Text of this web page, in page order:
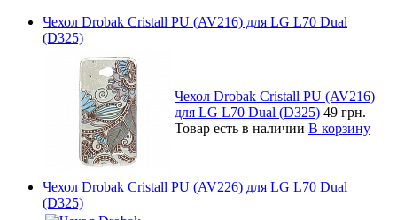
Чехол Drobak Cristall PU (AV216) для LG L70 Dual
(D325)
Чехол Drobak Cristall PU (AV216)
для LG L70 Dual (D325) 49 грн.
Товар есть в наличии В корзину
Чехол Drobak Cristall PU (AV226) для LG L70 Dual
(D325)